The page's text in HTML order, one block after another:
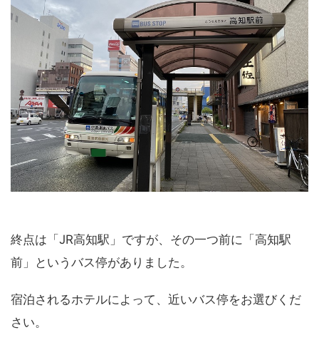
終点は「JR高知駅」ですが、その一つ前に「高知駅
前」というバス停がありました。
宿泊されるホテルによって、近いバス停をお選びくだ
さい。